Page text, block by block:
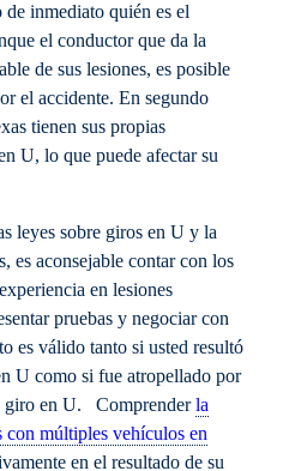
de inmediato quién es el
el conductor que da la
de sus lesiones, es posible
el accidente. En segundo
tienen sus propias
U, lo que puede afectar su
leyes sobre giros en U y la
es aconsejable contar con los
en lesiones
pruebas y negociar con
es válido tanto si usted resultó
U como si fue atropellado por
giro en U. Comprenderla
con múltiples vehículos en
en el resultado de su